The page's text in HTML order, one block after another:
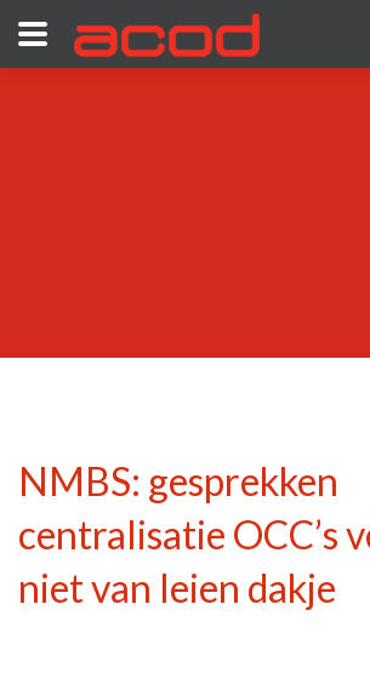
NMBS: gesprekken
centralisatie OCC’s
niet van leien dakje